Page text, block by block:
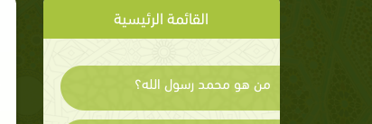
القائمة الرئيسية
من هو محمد رسول الله؟